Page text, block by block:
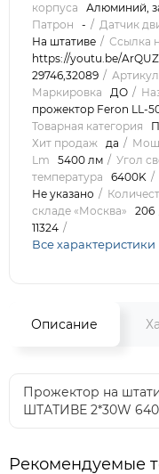
корпуса
Алюминий,
Патрон
- Датчик
На штативе
Ссылка
https://youtu.be/
29746,32089
Артикул
Маркировка
ДО
прожектор Feron LL-
Товарная категория
Хит продаж да
Lm
5400 лм Угол
температура
6400K
Не указано
складе «Москва»
206
11324
Все характеристики
Описание
Прожектор на
ШТАТИВЕ 2*30W
Рекомендуемые